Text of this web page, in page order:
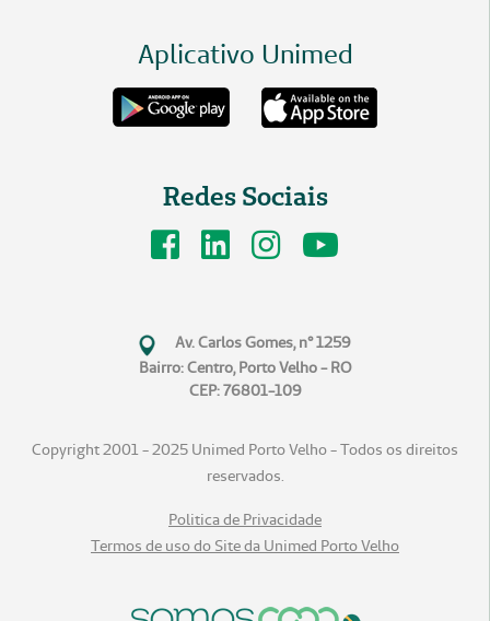
Aplicativo Unimed
Redes Sociais
Av. Carlos Gomes, n° 1259
Bairro: Centro, Porto Velho - RO
CEP: 76801-109
Copyright 2001 - 2025 Unimed Porto Velho - Todos os direitos
reservados.
Politica de Privacidade
Termos de uso do Site da Unimed Porto Velho